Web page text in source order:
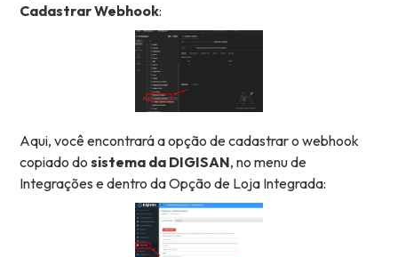
Cadastrar Webhook:
Aqui, você encontrará a opção de cadastrar o webhook
copiado dosistema da DIGISAN, no menu de
Integrações e dentro da Opção de Loja Integrada: